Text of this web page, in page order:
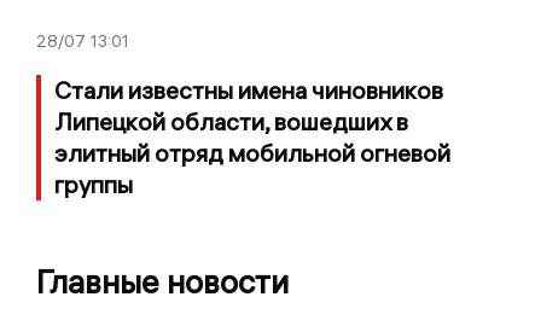
28/07 13:01
Стали известны имена чиновников
Липецкой области, вошедших в
элитный отряд мобильной огневой
группы
Главные новости